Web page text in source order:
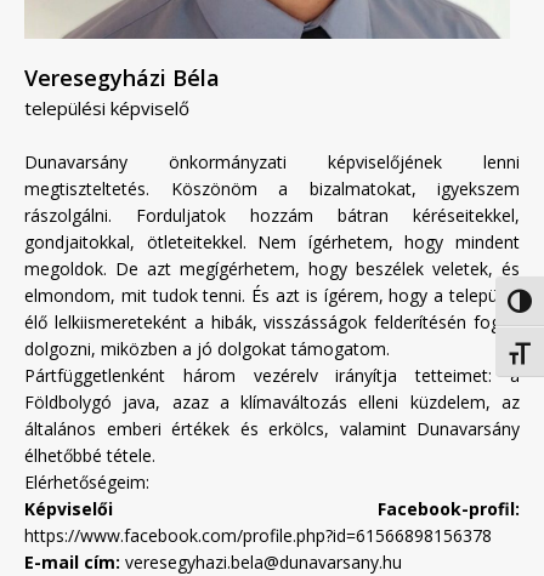
Veresegyházi Béla
települési képviselő
Dunavarsány önkormányzati képviselőjének lenni
megtiszteltetés. Köszönöm a bizalmatokat, igyekszem
rászolgálni. Forduljatok hozzám bátran kéréseitekkel,
gondjaitokkal, ötleteitekkel. Nem ígérhetem, hogy mindent
megoldok. De azt megígérhetem, hogy beszélek veletek, és
elmondom, mit tudok tenni. És azt is ígérem, hogy a település
élő lelkiismereteként a hibák, visszásságok felderítésén fogok
dolgozni, miközben a jó dolgokat támogatom.
Pártfüggetlenként három vezérelv irányítja tetteimet: a
Földbolygó java, azaz a klímaváltozás elleni küzdelem, az
általános emberi értékek és erkölcs, valamint Dunavarsány
élhetőbbé tétele.
Elérhetőségeim:
Képviselői Facebook-profil:
https://www.facebook.com/profile.php?id=61566898156378
E-mail cím: veresegyhazi.bela@dunavarsany.hu